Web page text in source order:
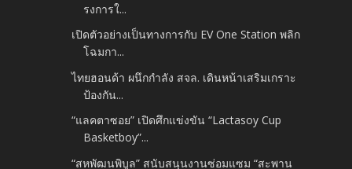
รงการใ...
เปิดตัวอย่างเป็นทางการกับ EV One Station พลิก
โฉมกา...
ไทยฮอนด้า ผนึกกำลัง สจล. เดินหน้าเสริมเกราะ
ป้องกัน...
“แลคตาซอย” เปิดศึกแข่งขัน “Lactasoy Cup
Basketboy”...
“สหพัฒนพิบูล” สนับสนุนงานซ่อมแซม “สะพาน